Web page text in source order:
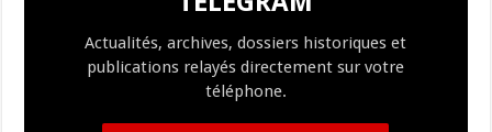
at
Actualités, archives, dossiers historiques et
publications relayés directement sur votre
téléphone.